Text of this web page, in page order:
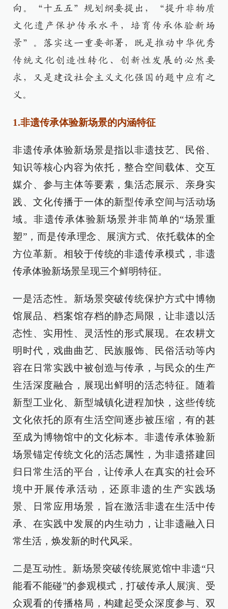
向。“十五五”规划纲要提出，“提升非物质
文化遗产保护传承水平，培育传承体验新场
景”。落实这一重要部署，既是推动中华优秀
传统文化创造性转化、创新性发展的必然要
求，又是建设社会主义文化强国的题中应有之
义。
1.非遗传承体验新场景的内涵特征
非遗传承体验新场景是指以非遗技艺、民俗、
知识等核心内容为依托，整合空间载体、交互
媒介、参与主体等要素，集活态展示、亲身实
践、文化传播于一体的新型传承空间与活动场
域。非遗传承体验新场景并非简单的“场景重
塑”，而是传承理念、展演方式、依托载体的全
方位革新。相较于传统的非遗传承模式，非遗
传承体验新场景呈现三个鲜明特征。
一是活态性。新场景突破传统保护方式中博物
馆展品、档案馆存档的静态局限，让非遗以活
态性、实用性、灵活性的形式展现。在农耕文
明时代，戏曲曲艺、民族服饰、民俗活动等内
容在日常实践中被创造与传承，与民众的生产
生活深度融合，展现出鲜明的活态特征。随着
新型工业化、新型城镇化进程加快，这些传统
文化依托的原有生活空间逐步被压缩，有的甚
至成为博物馆中的文化标本。非遗传承体验新
场景锚定传统文化的活态属性，为非遗搭建回
归日常生活的平台，让传承人在真实的社会环
境中开展传承活动，还原非遗的生产实践场
景、日常应用场景，旨在激活非遗在生活中传
承、在实践中发展的内生动力，让非遗融入日
常生活，焕发新的时代风采。
二是互动性。新场景突破传统展览馆中非遗“只
能看不能碰”的参观模式，打破传承人展演、受
众观看的传播格局，构建起受众深度参与、双